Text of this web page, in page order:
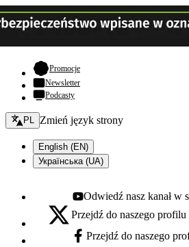
Promocje- otwiera się w nowej karcie
Newsletter
Podcasty
Zmień język - bieżący:
PL Zmień język strony
English (EN)
Українська (UA)
Youtube - otwiera się w nowej
Odwiedź nasz kanał w
X - otwiera się w nowej karcie
Przejdź do naszego
Facebook - otwiera się w nowej
Przejdź do naszego